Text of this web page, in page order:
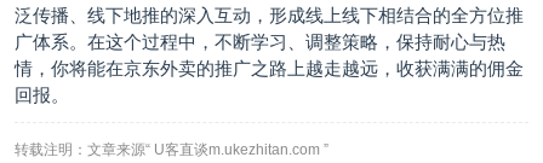
泛传播、线下地推的深入互动，形成线上线下相结合的全方位推
广体系。在这个过程中，不断学习、调整策略，保持耐心与热
情，你将能在京东外卖的推广之路上越走越远，收获满满的佣金
回报。
转载注明：文章来源“ U客直谈m.ukezhitan.com ”